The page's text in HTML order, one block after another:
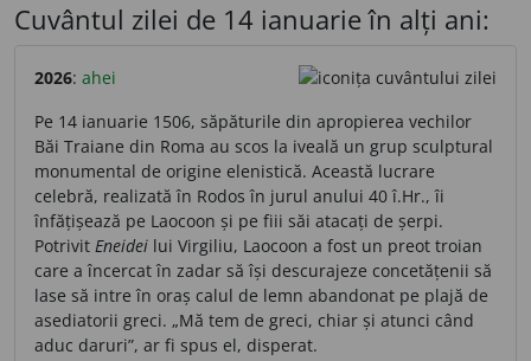
Cuvântul zilei de 14 ianuarie în alți ani:
2026: ahei
Pe 14 ianuarie 1506, săpăturile din apropierea vechilor
Băi Traiane din Roma au scos la iveală un grup sculptural
monumental de origine elenistică. Această lucrare
celebră, realizată în Rodos în jurul anului 40 î.Hr., îi
înfățișează pe Laocoon și pe fiii săi atacați de șerpi.
Potrivit Eneidei lui Virgiliu, Laocoon a fost un preot troian
care a încercat în zadar să își descurajeze concetățenii să
lase să intre în oraș calul de lemn abandonat pe plajă de
asediatorii greci. „Mă tem de greci, chiar și atunci când
aduc daruri”, ar fi spus el, disperat.